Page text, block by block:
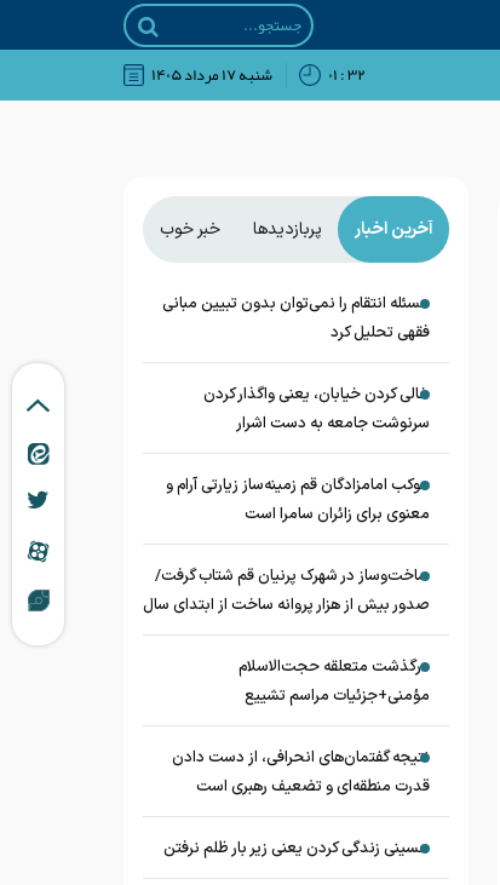
۳۲ : ۰۱ شنبه ۱۷ مرداد ۱۴۰۵
آخرین اخبار پربازدیدها خبر خوب
مسئله انتقام را نمی‌توان بدون تبیین مبانی
فقهی تحلیل کرد
خالی کردن خیابان، یعنی واگذار کردن
سرنوشت جامعه به دست اشرار
موکب امامزادگان قم زمینه‌ساز زیارتی آرام و
معنوی برای زائران سامرا است
ساخت‌وساز در شهرک پرنیان قم شتاب گرفت/
صدور بیش از هزار پروانه ساخت از ابتدای سال
درگذشت متعلقه حجت‌الاسلام
مؤمنی+جزئیات مراسم تشییع
نتیجه گفتمان‌های انحرافی، از دست دادن
قدرت منطقه‌ای و تضعیف رهبری است
حسینی زندگی کردن یعنی زیر بار ظلم نرفتن